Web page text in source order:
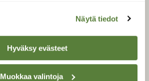
Näytä tiedot
Hyväksy evästeet
Muokkaa valintoja
luonnonsuojelu­liitto.